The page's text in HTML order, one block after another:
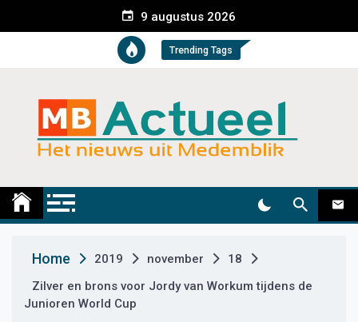
e
t
9 augustus 2026
Trending Tags
Medemblik Actueel
Home 2019 november
18
Zilver en brons voor Jordy van Workum tijdens de
Junioren World Cup